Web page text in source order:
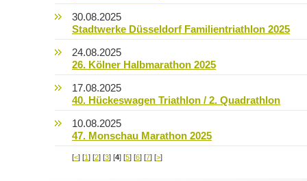
30.08.2025
Stadtwerke Düsseldorf Familientriathlon 2025
24.08.2025
26. Kölner Halbmarathon 2025
17.08.2025
40. Hückeswagen Triathlon / 2. Quadrathlon
10.08.2025
47. Monschau Marathon 2025
[<] [1] [2] [3] [4] [5] [6] [7] [>]